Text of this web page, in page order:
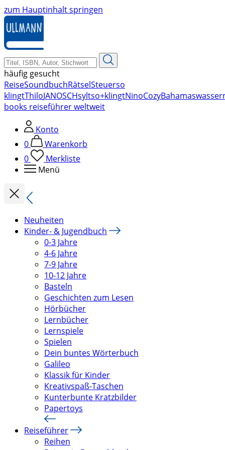
zum Hauptinhalt springen
häufig gesucht
ReiseSoundbuchRätselSteuerso
klingtThiloJANOSCHsyltso+klingtNinoCozyBahamas
books reiseführer weltweit
Konto
0
Warenkorb
0
Merkliste
Menü
Neuheiten
Kinder- & Jugendbuch
0-3 Jahre
4-6 Jahre
7-9 Jahre
10-12 Jahre
Basteln
Geschichten zum Lesen
Hörbücher
Lernbücher
Lernspiele
Spielen
Dein buntes Wörterbuch
Galileo
Klassik für Kinder
Kreativspaß-Taschen
Kunterbunte Kratzbilder
Papertoys
Reiseführer
Reihen